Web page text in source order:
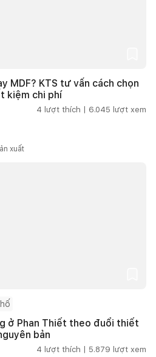
MDF? KTS tư vấn cách chọn
kiệm chi phí
4 lượt thích | 6.045 lượt xem
xuất
ở Phan Thiết theo đuổi thiết
bản
4 lượt thích | 5.879 lượt xem